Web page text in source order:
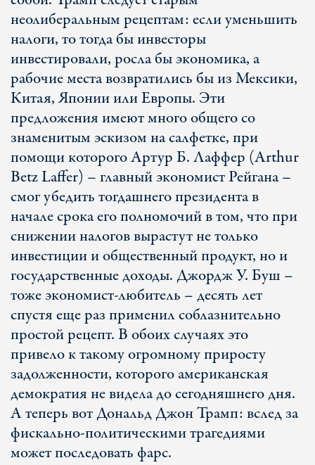
неолиберальным рецептам: если уменьшить
налоги, то тогда бы инвесторы
инвестировали, росла бы экономика, а
рабочие места возвратились бы из Мексики,
Китая, Японии или Европы. Эти
предложения имеют много общего со
знаменитым эскизом на салфетке, при
помощи которого Артур Б. Лаффер (Arthur
Betz Laffer) – главный экономист Рейгана –
смог убедить тогдашнего президента в
начале срока его полномочий в том, что при
снижении налогов вырастут не только
инвестиции и общественный продукт, но и
государственные доходы. Джордж У. Буш –
тоже экономист-любитель – десять лет
спустя еще раз применил соблазнительно
простой рецепт. В обоих случаях это
привело к такому огромному приросту
задолженности, которого американская
демократия не видела до сегодняшнего дня.
А теперь вот Дональд Джон Трамп: вслед за
фискально-политическими трагедиями
может последовать фарс.